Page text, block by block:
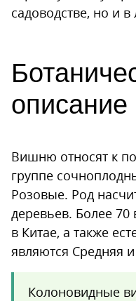
Меры
садоводстве, но и
описание
Вишню относят к
группе
Розовые. Род
деревьев. Более
в Китае, а также
являются Средняя
Колоновидные